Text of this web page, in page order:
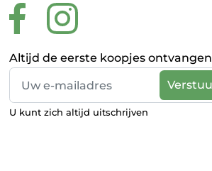
Altijd de eerste koopjes ontvangen
U kunt zich altijd uitschrijven